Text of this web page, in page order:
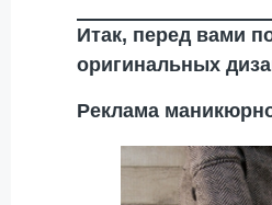
Итак, перед вами
оригинальных
Реклама